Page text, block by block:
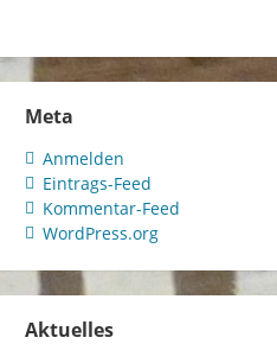
Meta
Anmelden
Eintrags-Feed
Kommentar-Feed
WordPress.org
Aktuelles